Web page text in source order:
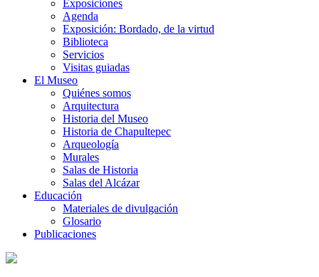
Exposiciones
Agenda
Exposición: Bordado, de la virtud
Biblioteca
Servicios
Visitas guiadas
El Museo
Quiénes somos
Arquitectura
Historia del Museo
Historia de Chapultepec
Arqueología
Murales
Salas de Historia
Salas del Alcázar
Educación
Materiales de divulgación
Glosario
Publicaciones